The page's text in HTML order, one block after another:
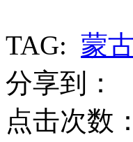
TAG: 蒙
分享到：
点击次数：